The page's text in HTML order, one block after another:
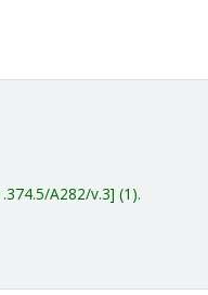
A282/v.3 (1).